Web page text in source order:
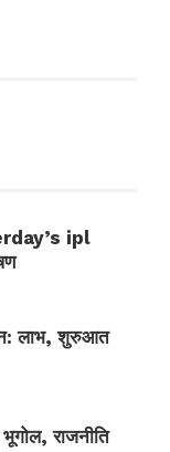
ipl
लाभ, शुरुआत
राजनीति